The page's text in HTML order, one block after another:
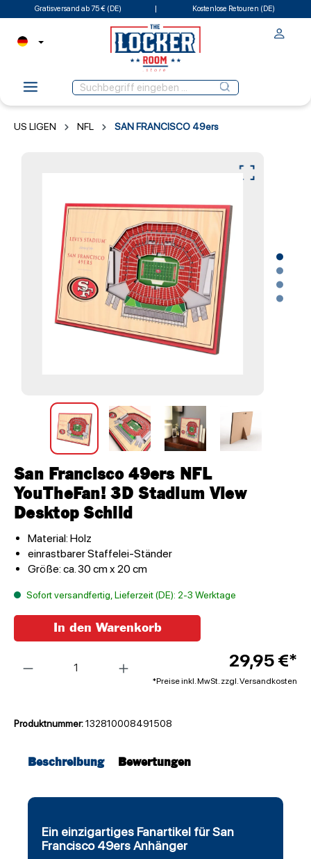
Gratisversand ab 75 € (DE) Kostenlose Retouren (DE)
US LIGEN NFL SAN FRANCISCO 49ers
San Francisco 49ers NFL
YouTheFan! 3D Stadium View
Desktop Schild
Material: Holz
einrastbarer Staffelei-Ständer
Größe: ca. 30 cm x 20 cm
Sofort versandfertig, Lieferzeit (DE): 2-3 Werktage
29,95 €*
*Preise inkl. MwSt. zzgl. Versandkosten
In den Warenkorb
Produktnummer:132810008491508
Beschreibung Bewertungen
Ein einzigartiges Fanartikel für San
Francisco 49ers Anhänger